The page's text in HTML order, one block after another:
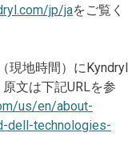
jp/jaをご覧く
現地時間）にKyndryl
文は下記URLを参
us/en/about-
dell-technologies-